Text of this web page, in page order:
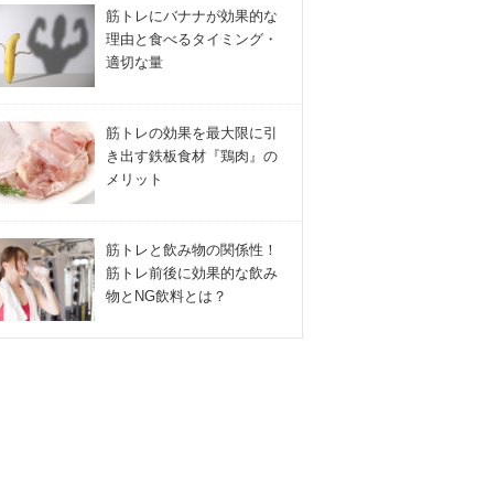
筋トレにバナナが効果的な
理由と食べるタイミング・
適切な量
筋トレの効果を最大限に引
き出す鉄板食材『鶏肉』の
メリット
筋トレと飲み物の関係性！
筋トレ前後に効果的な飲み
物とNG飲料とは？